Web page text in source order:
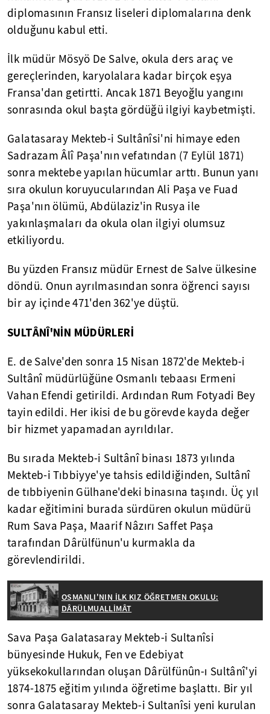
diplomasının Fransız liseleri diplomalarına denk
olduğunu kabul etti.
İlk müdür Mösyö De Salve, okula ders araç ve
gereçlerinden, karyolalara kadar birçok eşya
Fransa'dan getirtti. Ancak 1871 Beyoğlu yangını
sonrasında okul başta gördüğü ilgiyi kaybetmişti.
Galatasaray Mekteb-i Sultânîsi'ni himaye eden
Sadrazam Âlî Paşa'nın vefatından (7 Eylül 1871)
sonra mektebe yapılan hücumlar arttı. Bunun yanı
sıra okulun koruyucularından Ali Paşa ve Fuad
Paşa'nın ölümü, Abdülaziz'in Rusya ile
yakınlaşmaları da okula olan ilgiyi olumsuz
etkiliyordu.
Bu yüzden Fransız müdür Ernest de Salve ülkesine
döndü. Onun ayrılmasından sonra öğrenci sayısı
bir ay içinde 471'den 362'ye düştü.
SULTÂNÎ'NİN MÜDÜRLERİ
E. de Salve'den sonra 15 Nisan 1872'de Mekteb-i
Sultânî müdürlüğüne Osmanlı tebaası Ermeni
Vahan Efendi getirildi. Ardından Rum Fotyadi Bey
tayin edildi. Her ikisi de bu görevde kayda değer
bir hizmet yapamadan ayrıldılar.
Bu sırada Mekteb-i Sultânî binası 1873 yılında
Mekteb-i Tıbbiyye'ye tahsis edildiğinden, Sultânî
de tıbbiyenin Gülhane'deki binasına taşındı. Üç yıl
kadar eğitimini burada sürdüren okulun müdürü
Rum Sava Paşa, Maarif Nâzırı Saffet Paşa
tarafından Dârülfünun'u kurmakla da
görevlendirildi.
OSMANLI'NIN İLK KIZ ÖĞRETMEN OKULU:
DÂRÜLMUALLİMÂT
Sava Paşa Galatasaray Mekteb-i Sultanîsi
bünyesinde Hukuk, Fen ve Edebiyat
yüksekokullarından oluşan Dârülfünûn-ı Sultânî'yi
1874-1875 eğitim yılında öğretime başlattı. Bir yıl
sonra Galatasaray Mekteb-i Sultanîsi yeni kurulan